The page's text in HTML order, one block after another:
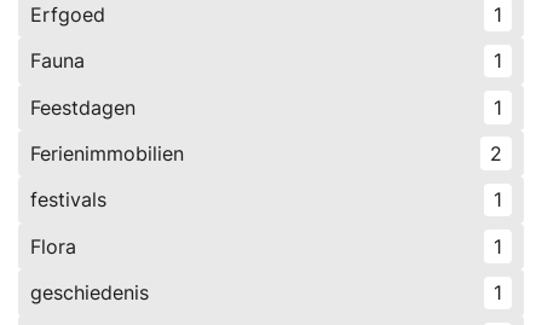
Erfgoed
1
Fauna
1
Feestdagen
1
Ferienimmobilien
2
festivals
1
Flora
1
geschiedenis
1